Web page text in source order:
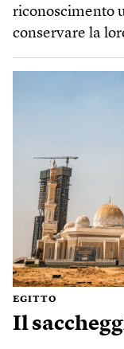
riconoscimento
conservare la
EGITTO
Il